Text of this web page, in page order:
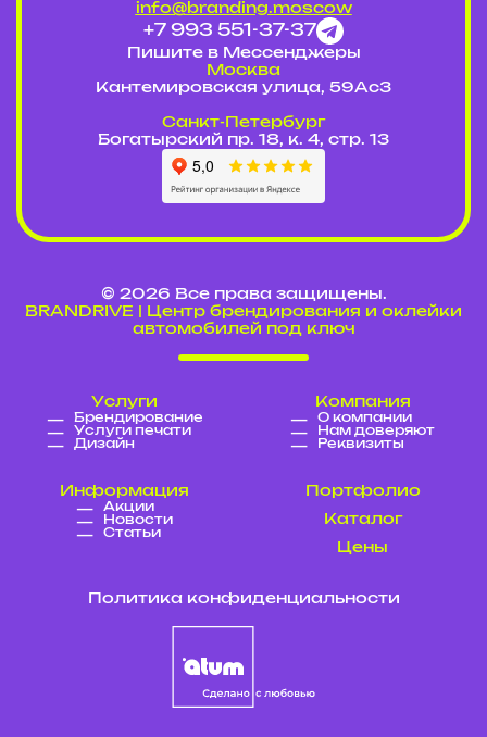
© 2026 Все права защищены.
BRANDRIVE | Центр брендирования и оклейки
автомобилей под ключ
Услуги
Брендирование
Услуги печати
Дизайн
Компания
О компании
Нам доверяют
Реквизиты
Информация
Акции
Новости
Статьи
Портфолио
Каталог
Цены
Политика конфиденциальности
info@branding.moscow
+7 993 551-37-37
Пишите в Мессенджеры
Москва
Кантемировская улица, 59Ас3
Cанкт-Петербург
Богатырский пр. 18, к. 4, стр. 13